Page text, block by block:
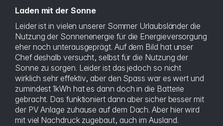
Laden mit der Sonne
Leider ist in vielen unserer Sommer Urlaubsländer die
Nutzung der Sonnenenergie für die Energieversorgung
eher noch unterausgeprägt. Auf dem Bild hat unser
Chef deshalb versucht, selbst für die Nutzung der
Sonne zu sorgen. Leider ist das jedoch so nicht
wirklich sehr effektiv, aber den Spass war es wert und
zumindest 1kWh hat es dann doch in die Batterie
gebracht. Das funktioniert dann aber sicher besser mit
der PV Anlage zuhause auf dem Dach. Aber hier wird
mit viel Nachdruck zugebaut, auch im Ausland.